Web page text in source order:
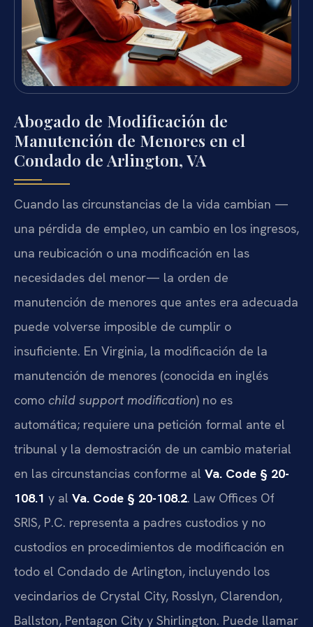
Abogado de Modificación de
Manutención de Menores en el
Condado de Arlington, VA
Cuando las circunstancias de la vida cambian —
una pérdida de empleo, un cambio en los ingresos,
una reubicación o una modificación en las
necesidades del menor— la orden de
manutención de menores que antes era adecuada
puede volverse imposible de cumplir o
insuficiente. En Virginia, la modificación de la
manutención de menores (conocida en inglés
como child support modification) no es
automática; requiere una petición formal ante el
tribunal y la demostración de un cambio material
en las circunstancias conforme al Va. Code § 20-
108.1 y al Va. Code § 20-108.2. Law Offices Of
SRIS, P.C. representa a padres custodios y no
custodios en procedimientos de modificación en
todo el Condado de Arlington, incluyendo los
vecindarios de Crystal City, Rosslyn, Clarendon,
Ballston, Pentagon City y Shirlington. Puede llamar